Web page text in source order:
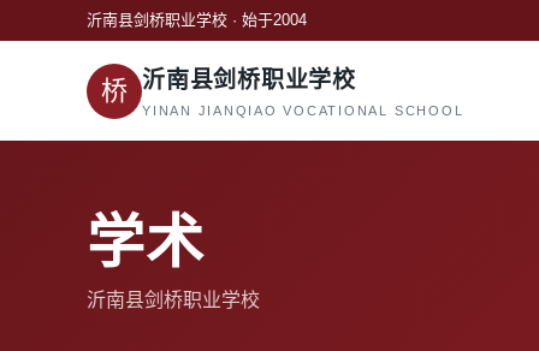
沂南县剑桥职业学校 · 始于2004
桥 沂南县剑桥职业学校
YINAN JIANQIAO VOCATIONAL SCHOOL
学术
沂南县剑桥职业学校